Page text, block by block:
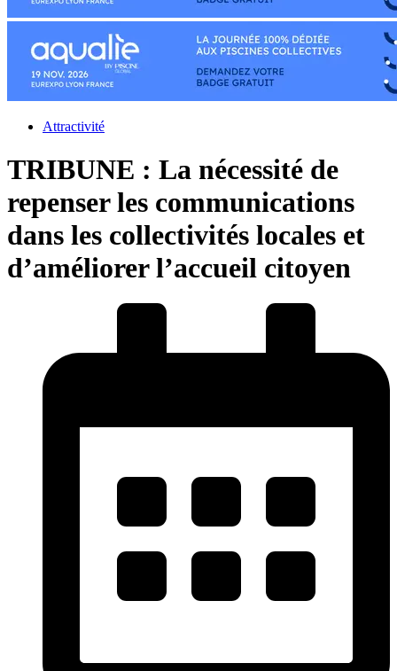
Attractivité
TRIBUNE : La nécessité de
repenser les communications
dans les collectivités locales et
d’améliorer l’accueil citoyen